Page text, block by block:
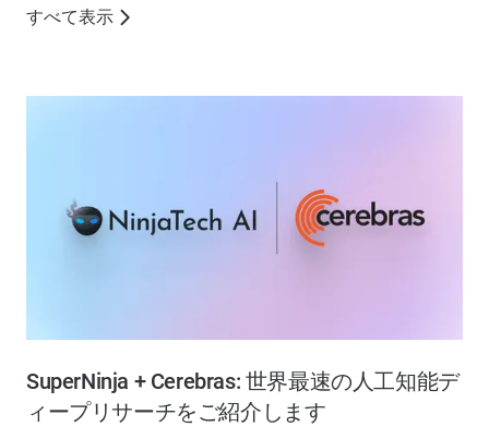
すべて表示
SuperNinja + Cerebras: 世界最速の人工知能デ
ィープリサーチをご紹介します